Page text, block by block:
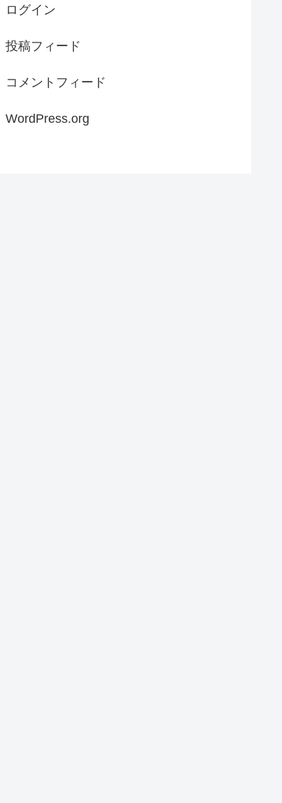
ログイン
投稿フィード
コメントフィード
WordPress.org